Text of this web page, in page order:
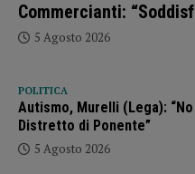
Commercianti:
5 Agosto 2026
POLITICA
Autismo, Murelli (Lega):
Distretto di Ponente”
5 Agosto 2026